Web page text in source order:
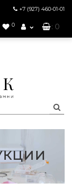
+7 (927) 460-01-01
0 : 0